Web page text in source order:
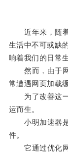
近年来，随着
生活中不可或缺
响着我们的日常
然而，由于网
常遭遇网页加载
为了改善这一
运而生。
小明加速器是
件。
它通过优化网